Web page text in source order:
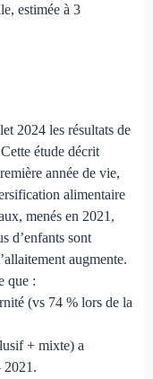
estimée à 3
2024 les résultats de
étude décrit
année de vie,
alimentaire
menés en 2021,
d’enfants sont
augmente.
que :
(vs 74 % lors de la
+ mixte) a
2021.